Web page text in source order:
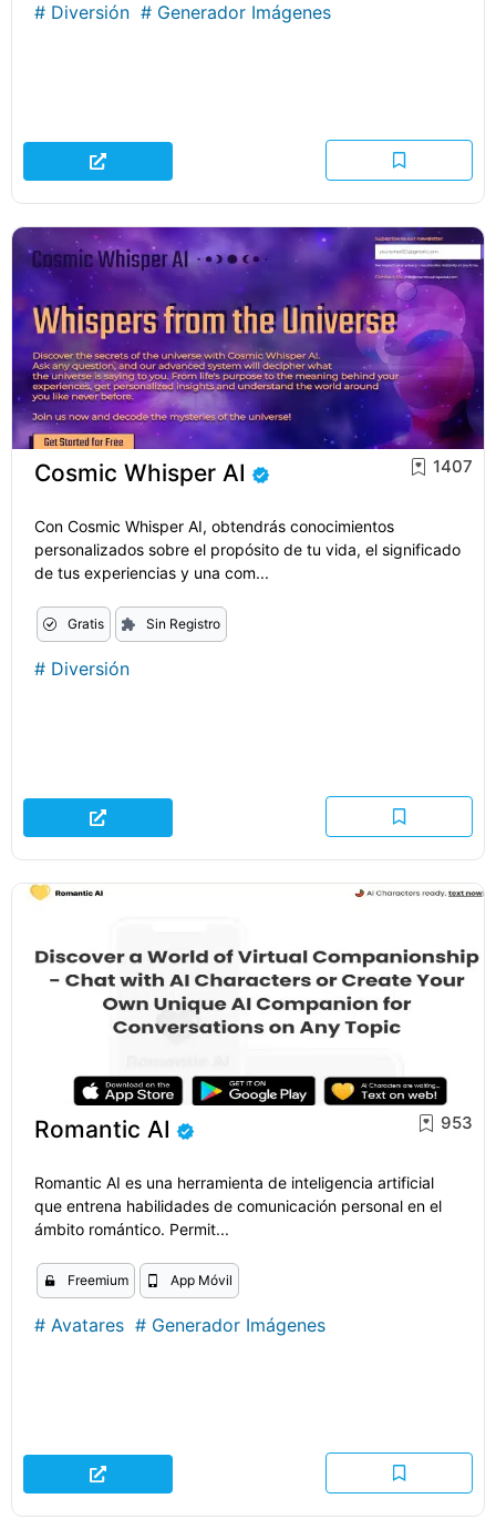
# Diversión # Generador Imágenes
Cosmic Whisper AI 1407
Con Cosmic Whisper AI, obtendrás conocimientos
personalizados sobre el propósito de tu vida, el significado
de tus experiencias y una com...
Gratis Sin Registro
# Diversión
Romantic AI 953
Romantic AI es una herramienta de inteligencia artificial
que entrena habilidades de comunicación personal en el
ámbito romántico. Permit...
Freemium App Móvil
# Avatares # Generador Imágenes